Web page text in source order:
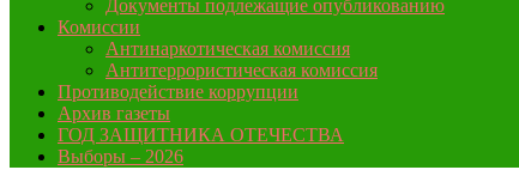
Документы подлежащие опубликованию
Комиссии
Антинаркотическая комиссия
Антитеррористическая комиссия
Противодействие коррупции
Архив газеты
ГОД ЗАЩИТНИКА ОТЕЧЕСТВА
Выборы – 2026